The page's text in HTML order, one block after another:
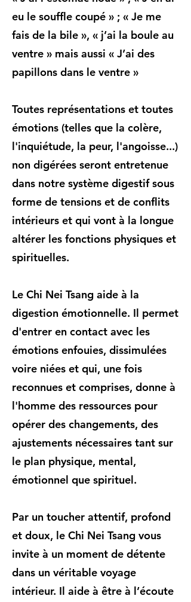
eu le souffle coupé » ; « Je me
fais de la bile », « j’ai la boule au
ventre » mais aussi « J’ai des
papillons dans le ventre »
Toutes représentations et toutes
émotions (telles que la colère,
l'inquiétude, la peur, l'angoisse...)
non digérées seront entretenue
dans notre système digestif sous
forme de tensions et de conflits
intérieurs et qui vont à la longue
altérer les fonctions physiques et
spirituelles.
Le Chi Nei Tsang aide à la
digestion émotionnelle. Il permet
d'entrer en contact avec les
émotions enfouies, dissimulées
voire niées et qui, une fois
reconnues et comprises, donne à
l'homme des ressources pour
opérer des changements, des
ajustements nécessaires tant sur
le plan physique, mental,
émotionnel que spirituel.
Par un toucher attentif, profond
et doux, le Chi Nei Tsang vous
invite à un moment de détente
dans un véritable voyage
intérieur. Il aide à être à l’écoute